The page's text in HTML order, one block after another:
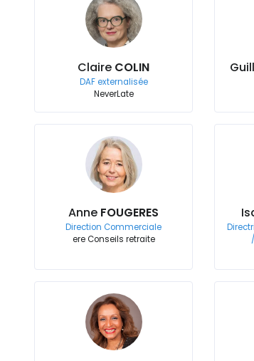
Claire COLIN
DAF externalisée
NeverLate
Anne FOUGERES
Direction Commerciale
ere Conseils retraite